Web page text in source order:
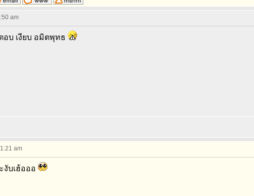
am
บ เงียบ อมิตพุทธ
am
บเฮ้อออ